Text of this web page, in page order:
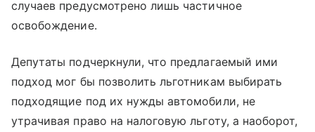
случаев предусмотрено лишь частичное
освобождение.
Депутаты подчеркнули, что предлагаемый ими
подход мог бы позволить льготникам выбирать
подходящие под их нужды автомобили, не
утрачивая право на налоговую льготу, а наоборот,